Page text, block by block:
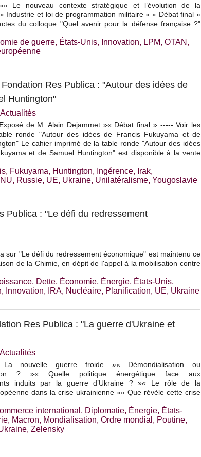
Le nouveau contexte stratégique et l’évolution de la
Industrie et loi de programmation militaire » « Débat final »
du colloque "Quel avenir pour la défense française ?"
de guerre, États-Unis, Innovation, LPM, OTAN ,
Res Publica : "Autour des idées de
Huntington"
Actualités
de M. Alain Dejammet »« Débat final » ----- Voir les
ronde "Autour des idées de Francis Fukuyama et de
Le cahier imprimé de la table ronde "Autour des idées
et de Samuel Huntington" est disponible à la vente
, Fukuyama, Huntington, Ingérence, Irak,
, Russie, UE, Ukraine, Unilatéralisme, Yougoslavie
Publica : "Le défi du redressement
sur "Le défi du redressement économique" est maintenu ce
de la Chimie, en dépit de l'appel à la mobilisation contre
, Dette, Économie, Énergie, États-Unis,
, Innovation, IRA, Nucléaire, Planification, UE, Ukraine
Res Publica : "La guerre d'Ukraine et
Actualités
La nouvelle guerre froide »« Démondialisation ou
? »« Quelle politique énergétique face aux
induits par la guerre d’Ukraine ? »« Le rôle de la
dans la crise ukrainienne »« Que révèle cette crise
international , Diplomatie, Énergie, États-
, Macron, Mondialisation, Ordre mondial , Poutine,
, Zelensky